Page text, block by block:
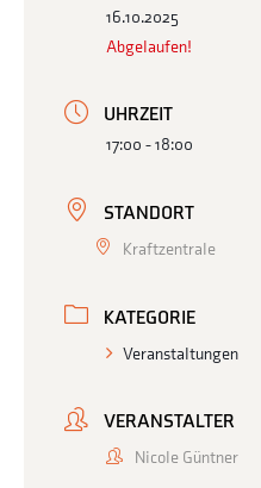
16.10.2025
Abgelaufen!
UHRZEIT
17:00 - 18:00
STANDORT
Kraftzentrale
KATEGORIE
Veranstaltungen
VERANSTALTER
Nicole Güntner